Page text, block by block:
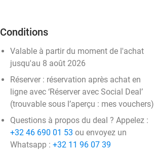
Conditions
Valable à partir du moment de l'achat
jusqu'au 8 août 2026
Réserver : réservation après achat en
ligne avec ‘Réserver avec Social Deal’
(trouvable sous l’aperçu : mes vouchers)
Questions à propos du deal ? Appelez :
+32 46 690 01 53 ou envoyez un
Whatsapp : +32 11 96 07 39